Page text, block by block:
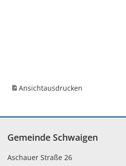
Ansichtausdrucken
Gemeinde Schwaigen
Aschauer Straße 26